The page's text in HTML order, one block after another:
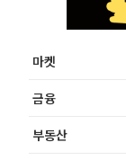
마켓
금융
부동산